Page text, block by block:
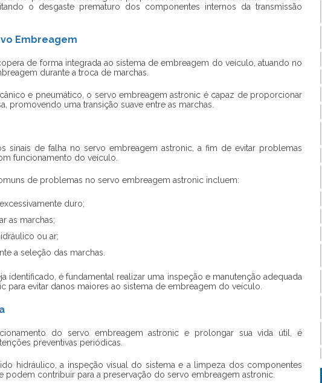
o desgaste prematuro dos componentes internos da transmissão
Embreagem
de forma integrada ao sistema de embreagem do veículo, atuando no
durante a troca de marchas.
e pneumático, o servo embreagem astronic é capaz de proporcionar
promovendo uma transição suave entre as marchas.
sinais de falha no servo embreagem astronic , a fim de evitar problemas
funcionamento do veículo.
de problemas no servo embreagem astronic incluem:
duro;
as marchas;
ou ar;
a seleção das marchas.
identificado, é fundamental realizar uma inspeção e manutenção adequada
para evitar danos maiores ao sistema de embreagem do veículo.
do servo embreagem astronic e prolongar sua vida útil, é
preventivas periódicas.
hidráulico, a inspeção visual do sistema e a limpeza dos componentes
podem contribuir para a preservação do servo embreagem astronic